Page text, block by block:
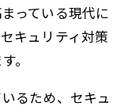
っている現代に
キュリティ対策
。
るため、セキュ